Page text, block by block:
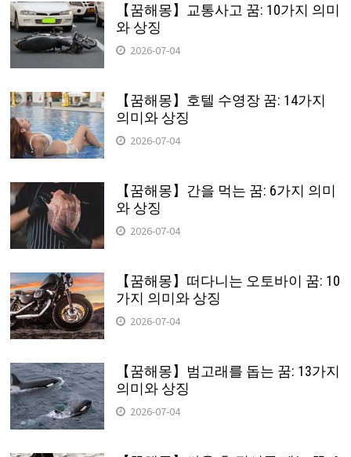
【꿈해몽】교통사고 꿈: 10가지 의미
와 상징
2026-07-04
【꿈해몽】호텔 수영장 꿈: 14가지
의미와 상징
2026-07-04
【꿈해몽】간을 먹는 꿈: 6가지 의미
와 상징
2026-07-04
【꿈해몽】떠다니는 오토바이 꿈: 10
가지 의미와 상징
2026-07-04
【꿈해몽】범고래를 돕는 꿈: 13가지
의미와 상징
2026-07-04